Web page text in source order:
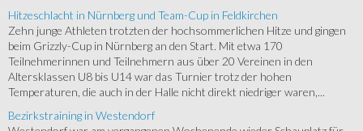
Hitzeschlacht in Nürnberg und Team-Cup in Feldkirchen
Zehn junge Athleten trotzten der hochsommerlichen Hitze und gingen
beim Grizzly-Cup in Nürnberg an den Start. Mit etwa 170
Teilnehmerinnen und Teilnehmern aus über 20 Vereinen in den
Altersklassen U8 bis U14 war das Turnier trotz der hohen
Temperaturen, die auch in der Halle nicht direkt niedriger waren,...
Bezirkstraining in Westendorf